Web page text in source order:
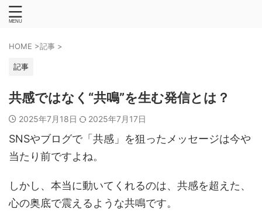
HOME >記事 >
記事
共感ではなく“共鳴”を生む発信とは？
2025年7月18日 2025年7月17日
SNSやブログで「共感」を狙ったメッセージは今や
当たり前ですよね。
しかし、本当に動いてくれるのは、共感を超えた、
心の奥底で震えるような共鳴です。